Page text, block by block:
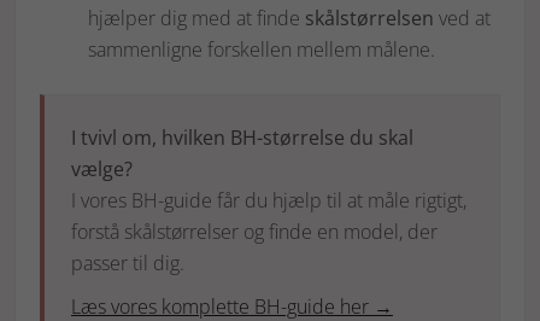
hjælper dig med at finde skålstørrelsen ved at
sammenligne forskellen mellem målene.
I tvivl om, hvilken BH-størrelse du skal
vælge?
I vores BH-guide får du hjælp til at måle rigtigt,
forstå skålstørrelser og finde en model, der
passer til dig.
Læs vores komplette BH-guide her →